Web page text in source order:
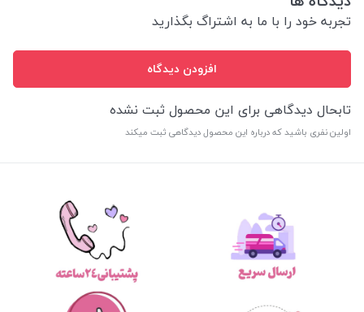
تجربه خود را با ما به اشتراگ بگذارید
افزودن دیدگاه
تابحال دیدگاهی برای این محصول ثبت نشده
اولین نفری باشید که درباره این محصول دیدگاهی ثبت میکند